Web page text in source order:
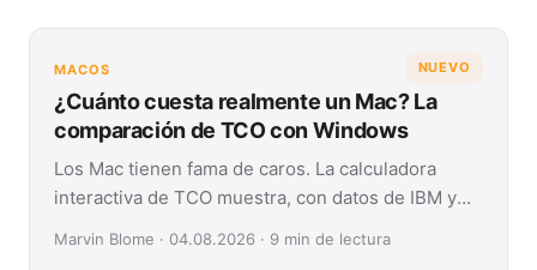
NUEVO
MACOS
¿Cuánto cuesta realmente un Mac? La
comparación de TCO con Windows
Los Mac tienen fama de caros. La calculadora
interactiva de TCO muestra, con datos de IBM y
Marvin Blome · 04.08.2026 · 9 min de lectura